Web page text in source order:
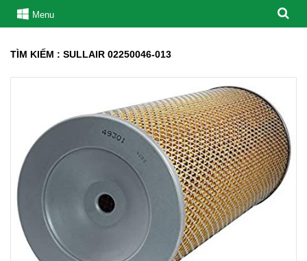
Menu
TÌM KIẾM : SULLAIR 02250046-013